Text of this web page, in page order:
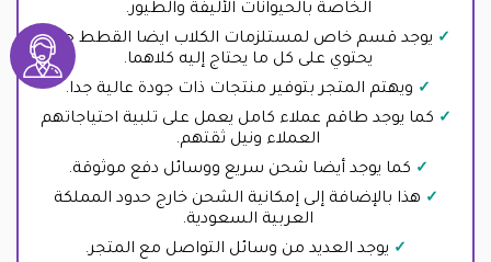
الخاصة بالحيوانات الأليفة والطيور.
يوجد قسم خاص لمستلزمات الكلاب ايضا القطط حيث
يحتوي على كل ما يحتاج إليه كلاهما.
ويهتم المتجر بتوفير منتجات ذات جودة عالية جدا.
كما يوجد طاقم عملاء كامل يعمل على تلبية احتياجاتهم
العملاء ونيل ثقتهم.
كما يوجد أيضا شحن سريع ووسائل دفع موثوقة.
هذا بالإضافة إلى إمكانية الشحن خارج حدود المملكة
العربية السعودية.
يوجد العديد من وسائل التواصل مع المتجر.